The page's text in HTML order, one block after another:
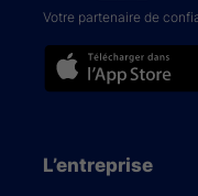
Votre partenaire de
L’entreprise